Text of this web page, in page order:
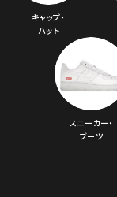
キャップ・
ハット
スニーカー・
ブーツ